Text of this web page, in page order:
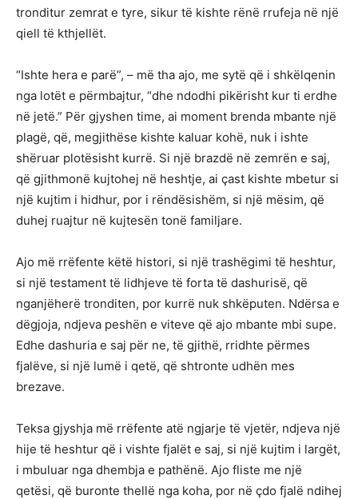
tronditur zemrat e tyre, sikur të kishte rënë rrufeja në një
qiell të kthjellët.
“Ishte hera e parë”, – më tha ajo, me sytë që i shkëlqenin
nga lotët e përmbajtur, “dhe ndodhi pikërisht kur ti erdhe
në jetë.” Për gjyshen time, ai moment brenda mbante një
plagë, që, megjithëse kishte kaluar kohë, nuk i ishte
shëruar plotësisht kurrë. Si një brazdë në zemrën e saj,
që gjithmonë kujtohej në heshtje, ai çast kishte mbetur si
një kujtim i hidhur, por i rëndësishëm, si një mësim, që
duhej ruajtur në kujtesën tonë familjare.
Ajo më rrëfente këtë histori, si një trashëgimi të heshtur,
si një testament të lidhjeve të forta të dashurisë, që
nganjëherë tronditen, por kurrë nuk shkëputen. Ndërsa e
dëgjoja, ndjeva peshën e viteve që ajo mbante mbi supe.
Edhe dashuria e saj për ne, të gjithë, rridhte përmes
fjalëve, si një lumë i qetë, që shtronte udhën mes
brezave.
Teksa gjyshja më rrëfente atë ngjarje të vjetër, ndjeva një
hije të heshtur që i vishte fjalët e saj, si një kujtim i largët,
i mbuluar nga dhembja e pathënë. Ajo fliste me një
qetësi, që buronte thellë nga koha, por në çdo fjalë ndihej